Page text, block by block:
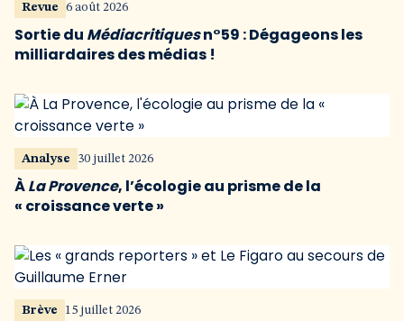
Revue 6 août 2026
Sortie du Médiacritiquesn°59 : Dégageons les
milliardaires des médias !
Analyse 30 juillet 2026
ÀLa Provence, l’écologie au prisme de la
« croissance verte »
Brève 15 juillet 2026